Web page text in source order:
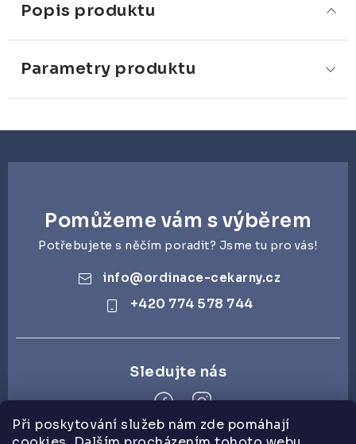
Při poskytování služeb nám zde pomáhají
Popis produktu
Parametry produktu
Pomůžeme vám s výběrem
Potřebujete s něčím poradit? Jsme tu pro vás!
info@ordinace-cekarny.cz
+420 774 578 744